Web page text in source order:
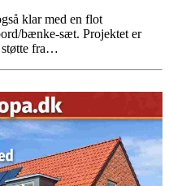
klar med en flot
bænke-sæt. Projektet er
støtte fra…